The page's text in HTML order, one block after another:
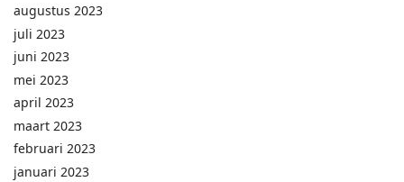
augustus 2023
juli 2023
juni 2023
mei 2023
april 2023
maart 2023
februari 2023
januari 2023